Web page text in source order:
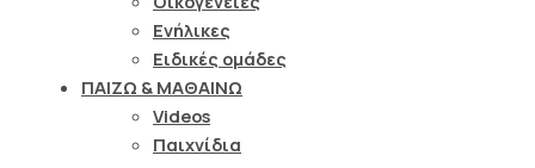
Ενήλικες
Ειδικές ομάδες
ΠΑΙΖΩ & ΜΑΘΑΙΝΩ
Videos
Παιχνίδια